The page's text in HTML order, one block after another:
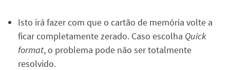
Isto irá fazer com que o cartão de memória volte a
ficar completamente zerado. Caso escolha Quick
format, o problema pode não ser totalmente
resolvido.